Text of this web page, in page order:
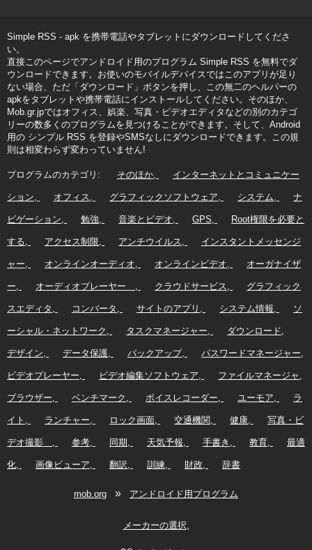
Simple RSS - apk を携帯電話やタブレットにダウンロードしてくださ
い。
直接このページでアンドロイド用のプログラム Simple RSS を無料でダ
ウンロードできます。お使いのモバイルデバイスではこのアプリが足り
ない場合、ただ「ダウンロード」ボタンを押し、この無二のヘルパーの
apkをタブレットや携帯電話にインストールしてください。そのほか、
Mob.gr.jpではオフィス、娯楽、写真・ビデオエディタなどの別のカテゴ
リーの数多くのプログラムを見つけることができます。そして、Android
用の シンプル RSS を登録やSMSなしにダウンロードできます。この規
則は相変わらず変わっていません!
プログラムのカテゴリ: そのほか インターネットとコミュニケー
ション オフィス グラフィックソフトウェア システム ナ
ビゲーション 勉強 音楽とビデオ GPS Root権限を必要と
する アクセス制限 アンチウイルス インスタントメッセンジ
ャー オンラインオーディオ オンラインビデオ オーガナイザ
ー オーディオプレーヤー クラウドサービス グラフィック
スエディタ コンバータ サイトのアプリ システム情報 ソ
ーシャル・ネットワーク タスクマネージャー ダウンロード
デザイン データ保護 バックアップ パスワードマネージャー
ビデオプレーヤー ビデオ編集ソフトウェア ファイルマネージャ
ブラウザー ベンチマーク ボイスレコーダー ユーモア ラ
イト ランチャー ロック画面 交通機関 健康 写真・ビ
デオ撮影 参考 同期 天気予報 手書き 教育 最適
化 画像ビューア 翻訳 訓練 財政 辞書
mob.org » アンドロイド用プログラム
メーカーの選択